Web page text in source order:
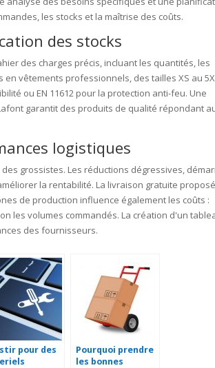
les stocks et la maîtrise des coûts.
des stocks
des charges précis, incluant les quantités, les
vêtements professionnels, des tailles XS au
ou EN 11612 pour la protection anti-feu. Une
garantit des produits de qualité répondant
logistiques
grossistes. Les réductions dégressives,
la rentabilité. La livraison gratuite
de production influence également les coûts :
les volumes commandés. La création d'un
des fournisseurs.
pour des
Pourquoi prendre
les bonnes